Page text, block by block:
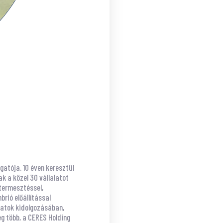
10 éven keresztül
a közel 30 vállalatot
előállítással
kidolgozásában,
a CERES Holding